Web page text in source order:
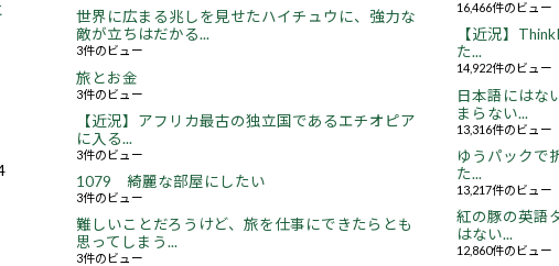
世界に広まる兆しを見せたハイチュウに、強力な
敵が立ちはだかる...
3件のビュー
旅とお金
3件のビュー
【近況】アフリカ最古の独立国であるエチオピア
に入る...
3件のビュー
1079 綺麗な部屋にしたい
3件のビュー
難しいことだろうけど、旅を仕事にできたらとも
思ってしまう...
3件のビュー
16,466件のビュー
【近況】
た...
14,922件のビュー
日本語にはな
まらない...
13,316件のビュー
ゆうパックで
た...
13,217件のビュー
紅の豚の英語
はない...
12,860件のビュー